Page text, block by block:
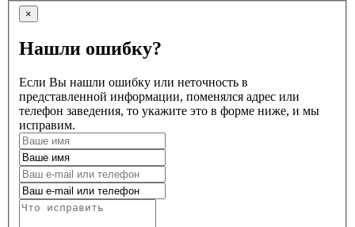
×
Нашли ошибку?
Если Вы нашли ошибку или неточность в
представленной информации, поменялся адрес или
телефон заведения, то укажите это в форме ниже, и мы
исправим.